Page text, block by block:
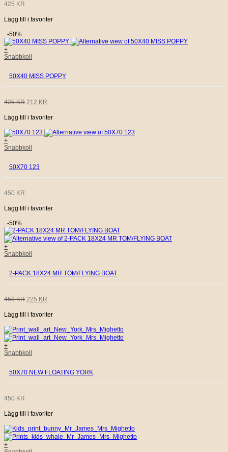
425 KR
Lägg till i favoriter
-50%
+
Snabbkoll
50X40 MISS POPPY
425KR DET
URSPRUNGLIGA
PRISET
212 KR
NUVARANDE
PRISET
Lägg till i favoriter
+
Snabbkoll
50X70 123
450 KR
Lägg till i favoriter
-50%
+
Snabbkoll
2-PACK 18X24 MR TOM/FLYING BOAT
450KR DET
URSPRUNGLIGA
PRISET
VAR:
450 KR.
225 KR
NUVARANDE
PRISET
225 KR.
Lägg till i favoriter
+
Snabbkoll
50X70 NEW FLOATING YORK
450 KR
Lägg till i favoriter
+